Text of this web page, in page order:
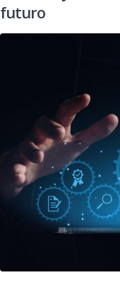
futuro